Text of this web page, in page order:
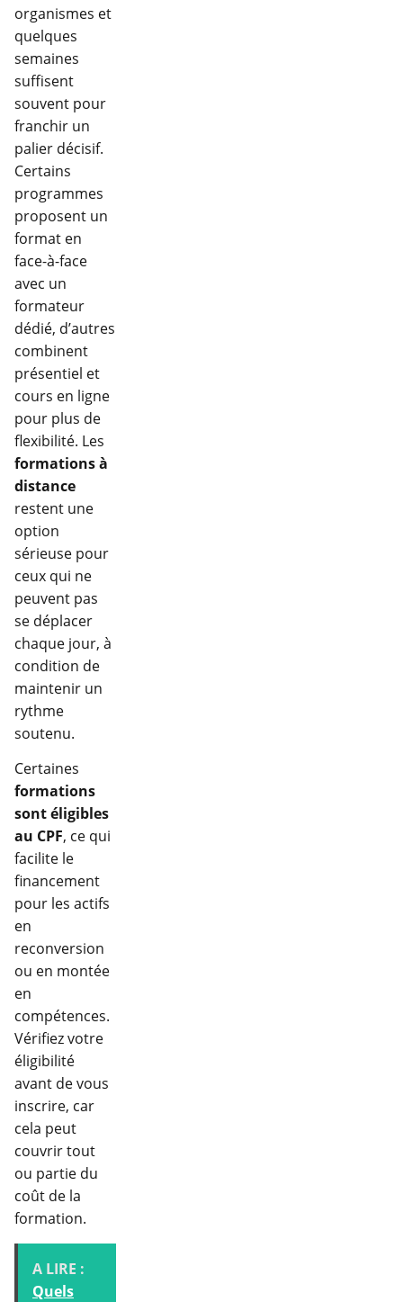
organismes et
quelques
semaines
suffisent
souvent pour
franchir un
palier décisif.
Certains
programmes
proposent un
format en
face-à-face
avec un
formateur
dédié, d’autres
combinent
présentiel et
cours en ligne
pour plus de
flexibilité. Les
formations à
distance
restent une
option
sérieuse pour
ceux qui ne
peuvent pas
se déplacer
chaque jour, à
condition de
maintenir un
rythme
soutenu.
Certaines
formations
sont éligibles
au CPF, ce qui
facilite le
financement
pour les actifs
en
reconversion
ou en montée
en
compétences.
Vérifiez votre
éligibilité
avant de vous
inscrire, car
cela peut
couvrir tout
ou partie du
coût de la
formation.
A LIRE :
Quels